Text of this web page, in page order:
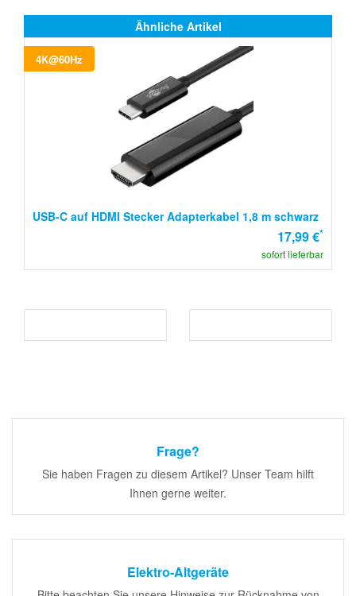
Ähnliche Artikel
4K@60Hz
USB-C auf HDMI Stecker Adapterkabel 1,8 m schwarz
17,99 €*
sofort lieferbar
Frage?
Sie haben Fragen zu diesem Artikel? Unser Team hilft
Ihnen gerne weiter.
Elektro-Altgeräte